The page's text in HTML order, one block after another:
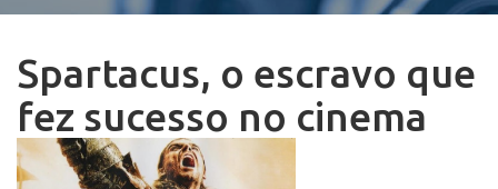
Spartacus, o escravo que
fez sucesso no cinema